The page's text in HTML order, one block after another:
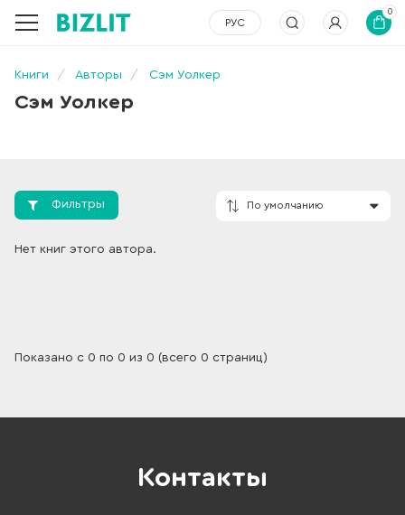
РУС
0
Книги Авторы Сэм Уолкер
Сэм Уолкер
Фильтры
Нет книг этого автора.
Показано с 0 по 0 из 0 (всего 0 страниц)
Контакты